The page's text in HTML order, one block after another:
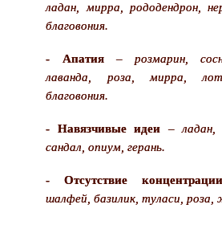
ладан, мирра, рододендрон,
благовония.
- Апатия–розмарин,
лаванда, роза, мирра,
благовония.
- Навязчивые идеи – ладан,
сандал, опиум, герань.
- Отсутствие
шалфей, базилик, туласи, роза,